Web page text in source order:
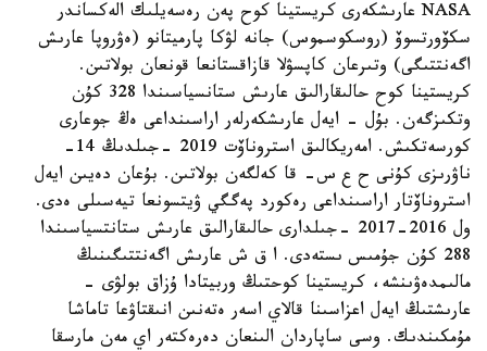
NASA عارىشكەرى كريستينا كوح پەن رەسەيلىك الەكساندر
سكۆورتسوۆ (روسكوسموس) جانە لۋكا پارميتانو (ەۋروپا عارىش
اگەنتتىگى) وتىرعان كاپسۋلا قازاقستانعا قونعان بولاتىن.
كريستينا كوح حالىقارالىق عارىش ستانسياسىندا 328 كۇن
وتكىزگەن. بۇل - ايەل عارىشكەرلەر اراسىنداعى ەڭ جوعارى
كورسەتكىش. امەريكالىق استروناۆت 2019 -جىلدىڭ 14-
ناۋرىزى كۇنى ح ع س- قا كەلگەن بولاتىن. بۇعان دەيىن ايەل
استروناۆتار اراسىنداعى رەكورد پەگگي ۋيتسونعا تيەسىلى ەدى.
ول 2016-2017 -جىلدارى حالىقارالىق عارىش ستانتسياسىندا
288 كۇن جۇمىس ىستەدى. ا ق ش عارىش اگەنتتىگىنىڭ
مالىمدەۋىنشە، كريستينا كوحتىڭ وربيتادا ۇزاق بولۋى -
عارىشتىڭ ايەل اعزاسىنا قالاي اسەر ەتەنىن انىقتاۋعا تاماشا
مۇمكىندىك. وسى ساپاردان الىنعان دەرەكتەر اي مەن مارسقا